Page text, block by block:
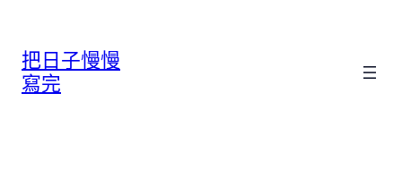
把日子慢慢
寫完